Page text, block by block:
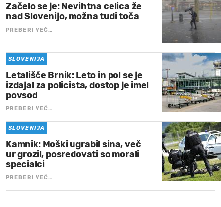
Začelo se je: Nevihtna celica že
nad Slovenijo, možna tudi toča
PREBERI VEČ…
SLOVENIJA
Letališče Brnik: Leto in pol se je
izdajal za policista, dostop je imel
povsod
PREBERI VEČ…
SLOVENIJA
Kamnik: Moški ugrabil sina, več
ur grozil, posredovati so morali
specialci
PREBERI VEČ…